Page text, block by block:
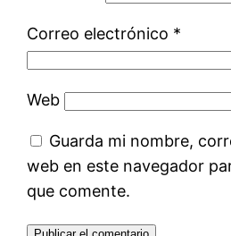
Correo electrónico *
Web
Guarda mi nombre,
web en este navegador
que comente.